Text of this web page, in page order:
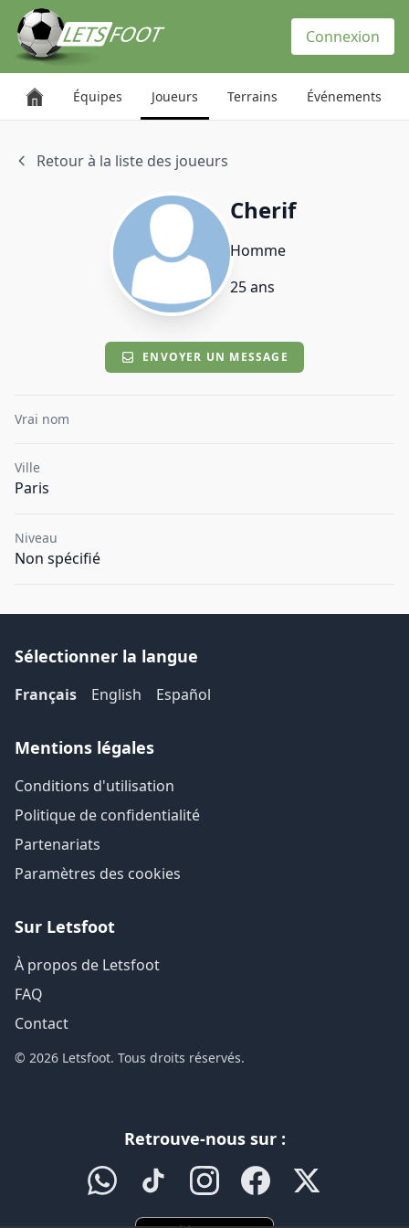
Connexion
Équipes Joueurs Terrains Événements
Retour à la liste des joueurs
Cherif
Homme
25 ans
ENVOYER UN MESSAGE
Vrai nom
Ville
Paris
Niveau
Non spécifié
Sélectionner la langue
Français English Español
Mentions légales
Conditions d'utilisation
Politique de confidentialité
Partenariats
Paramètres des cookies
Sur Letsfoot
À propos de Letsfoot
FAQ
Contact
© 2026 Letsfoot. Tous droits réservés.
Retrouve-nous sur :
Panneau de gestion des cookies